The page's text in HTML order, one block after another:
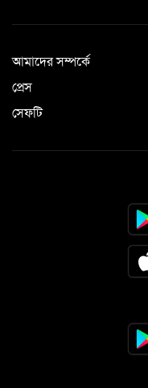
আমাদের সম্পর্কে
প্রেস
সেফটি